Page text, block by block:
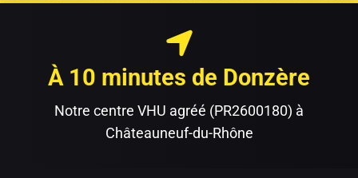
À 10 minutes de Donzère
Notre centre VHU agréé (PR2600180) à
Châteauneuf-du-Rhône